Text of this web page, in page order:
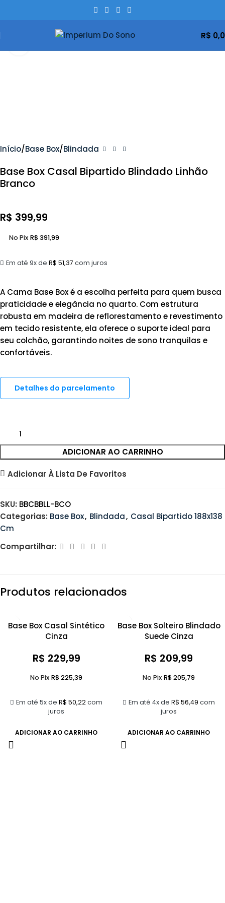
R$
Início Base Box Blindada
Base Box Casal Bipartido Blindado Linhão
Branco
R$ 399,99
Em até 9x de R$ 51,37 com juros
No Pix R$391,99
A Cama Base Box é a escolha perfeita para quem busca
praticidade e elegância no quarto. Com estrutura
robusta em madeira de reflorestamento e revestimento
em tecido resistente, ela oferece o suporte ideal para
seu colchão, garantindo noites de sono tranquilas e
confortáveis.
Detalhes do parcelamento
ADICIONAR AO CARRINHO
Adicionar À Lista De Favoritos
SKU: BBCBBLL-BCO
Categorias: Base Box, Blindada, Casal Bipartido 188x138
Cm
Compartilhar:
Produtos relacionados
Base Box Casal Sintético
Cinza
R$ 229,99
Em até 5x de R$ 50,22com
juros
No Pix R$225,39
ADICIONAR AO CARRINHO
Base Box Solteiro Blindado
Suede Cinza
R$ 209,99
Em até 4x de R$ 56,49 com
juros
No Pix R$205,79
ADICIONAR AO CARRINHO